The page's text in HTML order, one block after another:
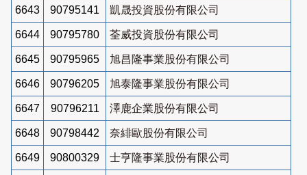
6643 90795141 凱晟投資股份有限公司
6644 90795780 荃威投資股份有限公司
6645 90795965 旭昌隆事業股份有限公司
6646 90796205 旭泰隆事業股份有限公司
6647 90796211 澤鹿企業股份有限公司
6648 90798442 奈緋歐股份有限公司
6649 90800329 士亨隆事業股份有限公司